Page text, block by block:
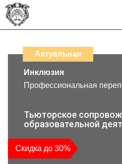
повышения
квалификации
и
Актуальная
Инклюзия
Профессиональная
Тьюторское
образовательной
Скидка до 30%